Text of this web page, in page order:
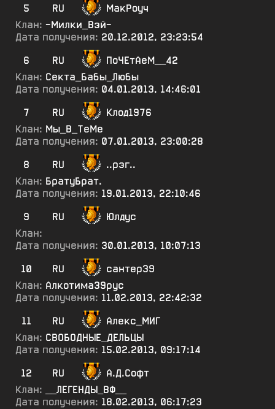
5
RU
МакРоуч
Клан: -Милки_Вэй-
Дата получения: 20.12.2012, 23:23:54
6
RU
ПоЧЕтАеМ__42
Клан: Секта_Бабы_Любы
Дата получения: 04.01.2013, 14:46:01
7
RU
Клод1976
Клан: Мы_В_ТеМе
Дата получения: 07.01.2013, 23:00:28
8
RU
..рэг..
Клан: БратуБрат.
Дата получения: 19.01.2013, 22:10:46
9
RU
Юлдус
Клан:
Дата получения: 30.01.2013, 10:07:13
10
RU
сантер39
Клан: Алкотима39рус
Дата получения: 11.02.2013, 22:42:32
11
RU
Алекс_МИГ
Клан: СВОБОДНЫЕ_ДЕЛЬЦЫ
Дата получения: 15.02.2013, 09:17:14
12
RU
А.Д.Софт
Клан:
__ЛЕГЕНДЫ_ВФ__
Дата получения: 18.02.2013, 06:17:23